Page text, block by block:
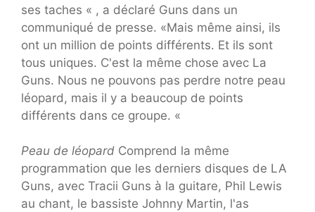
ses taches « , a déclaré Guns dans un
communiqué de presse. «Mais même ainsi, ils
ont un million de points différents. Et ils sont
tous uniques. C'est la même chose avec La
Guns. Nous ne pouvons pas perdre notre peau
léopard, mais il y a beaucoup de points
différents dans ce groupe. «
Peau de léopard Comprend la même
programmation que les derniers disques de LA
Guns, avec Tracii Guns à la guitare, Phil Lewis
au chant, le bassiste Johnny Martin, l'as